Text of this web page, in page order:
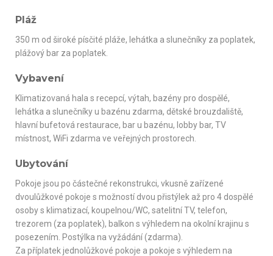
Pláž
350 m od široké písčité pláže, lehátka a slunečníky za poplatek,
plážový bar za poplatek.
Vybavení
Klimatizovaná hala s recepcí, výtah, bazény pro dospělé,
lehátka a slunečníky u bazénu zdarma, dětské brouzdaliště,
hlavní bufetová restaurace, bar u bazénu, lobby bar, TV
místnost, WiFi zdarma ve veřejných prostorech.
Ubytování
Pokoje jsou po částečné rekonstrukci, vkusně zařízené
dvoulůžkové pokoje s možností dvou přistýlek až pro 4 dospělé
osoby s klimatizací, koupelnou/WC, satelitní TV, telefon,
trezorem (za poplatek), balkon s výhledem na okolní krajinu s
posezením. Postýlka na vyžádání (zdarma).
Za příplatek jednolůžkové pokoje a pokoje s výhledem na